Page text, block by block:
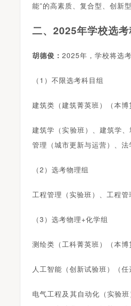
能”的高素质、复合型、创新型
二、2025年学校选
胡德俊： 2025年，学校将选
（1）不限选考科目组
建筑类（建筑菁英班）（本博
建筑学（实验班）、建筑学
管理（城市更新与运营）、
（2）选考物理组
工程管理（实验班）、工程管
（3）选考物理+化学组
测绘类（工科菁英班）（本博
人工智能（创新试验班）（任
电气工程及其自动化（实验